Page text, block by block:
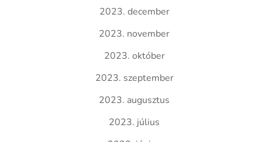
2023. december
2023. november
2023. október
2023. szeptember
2023. augusztus
2023. július